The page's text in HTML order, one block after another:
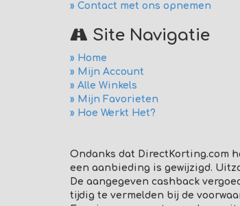
» Contact met ons opnemen
Site Navigatie
» Home
» Mijn Account
» Alle Winkels
» Mijn Favorieten
» Hoe Werkt Het?
Ondanks dat DirectKorting.com
een aanbieding is gewijzigd.
De aangegeven cashback
tijdig te vermelden bij de